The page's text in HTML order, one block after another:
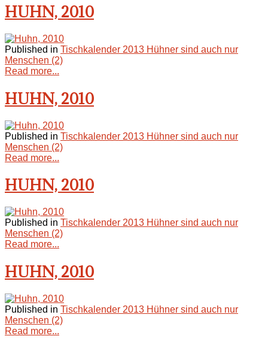
HUHN, 2010
Published in Tischkalender 2013 Hühner sind auch nur
Menschen (2)
Read more...
HUHN, 2010
Published in Tischkalender 2013 Hühner sind auch nur
Menschen (2)
Read more...
HUHN, 2010
Published in Tischkalender 2013 Hühner sind auch nur
Menschen (2)
Read more...
HUHN, 2010
Published in Tischkalender 2013 Hühner sind auch nur
Menschen (2)
Read more...